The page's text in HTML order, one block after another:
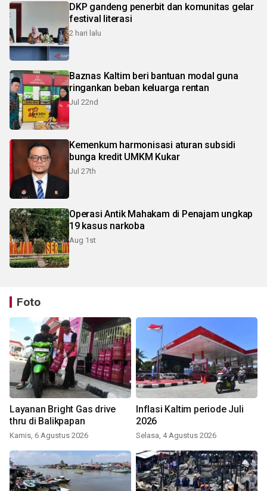
DKP gandeng penerbit dan komunitas gelar
festival literasi
2 hari lalu
Baznas Kaltim beri bantuan modal guna
ringankan beban keluarga rentan
Jul 22nd
Kemenkum harmonisasi aturan subsidi
bunga kredit UMKM Kukar
Jul 27th
Operasi Antik Mahakam di Penajam ungkap
19 kasus narkoba
Aug 1st
Foto
Layanan Bright Gas drive
thru di Balikpapan
Kamis, 6 Agustus 2026
Inflasi Kaltim periode Juli
2026
Selasa, 4 Agustus 2026